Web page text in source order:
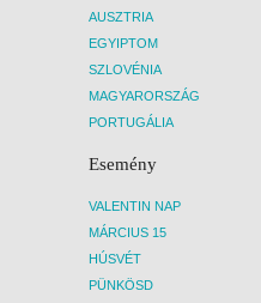
AUSZTRIA
EGYIPTOM
SZLOVÉNIA
MAGYARORSZÁG
PORTUGÁLIA
Esemény
VALENTIN NAP
MÁRCIUS 15
HÚSVÉT
PÜNKÖSD